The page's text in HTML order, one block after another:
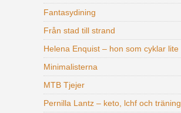
Fantasydining
Från stad till strand
Helena Enquist – hon som cyklar lite
Minimalisterna
MTB Tjejer
Pernilla Lantz – keto, lchf och träning